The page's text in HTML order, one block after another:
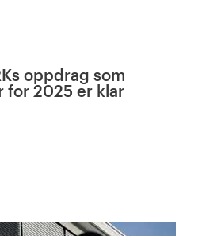
oppdrag som
for 2025 er klar